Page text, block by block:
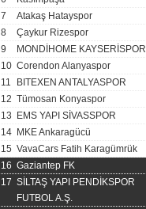
7
Atakaş Hatayspor
8
Çaykur Rizespor
9
MONDİHOME KAYSERİSPOR
10 Corendon Alanyaspor
11
BITEXEN ANTALYASPOR
12 Tümosan Konyaspor
13
EMS YAPI SİVASSPOR
14 MKE Ankaragücü
15 VavaCars Fatih Karagümrük
16 Gaziantep FK
17 SİLTAŞ YAPI PENDİKSPOR
FUTBOL A.Ş.